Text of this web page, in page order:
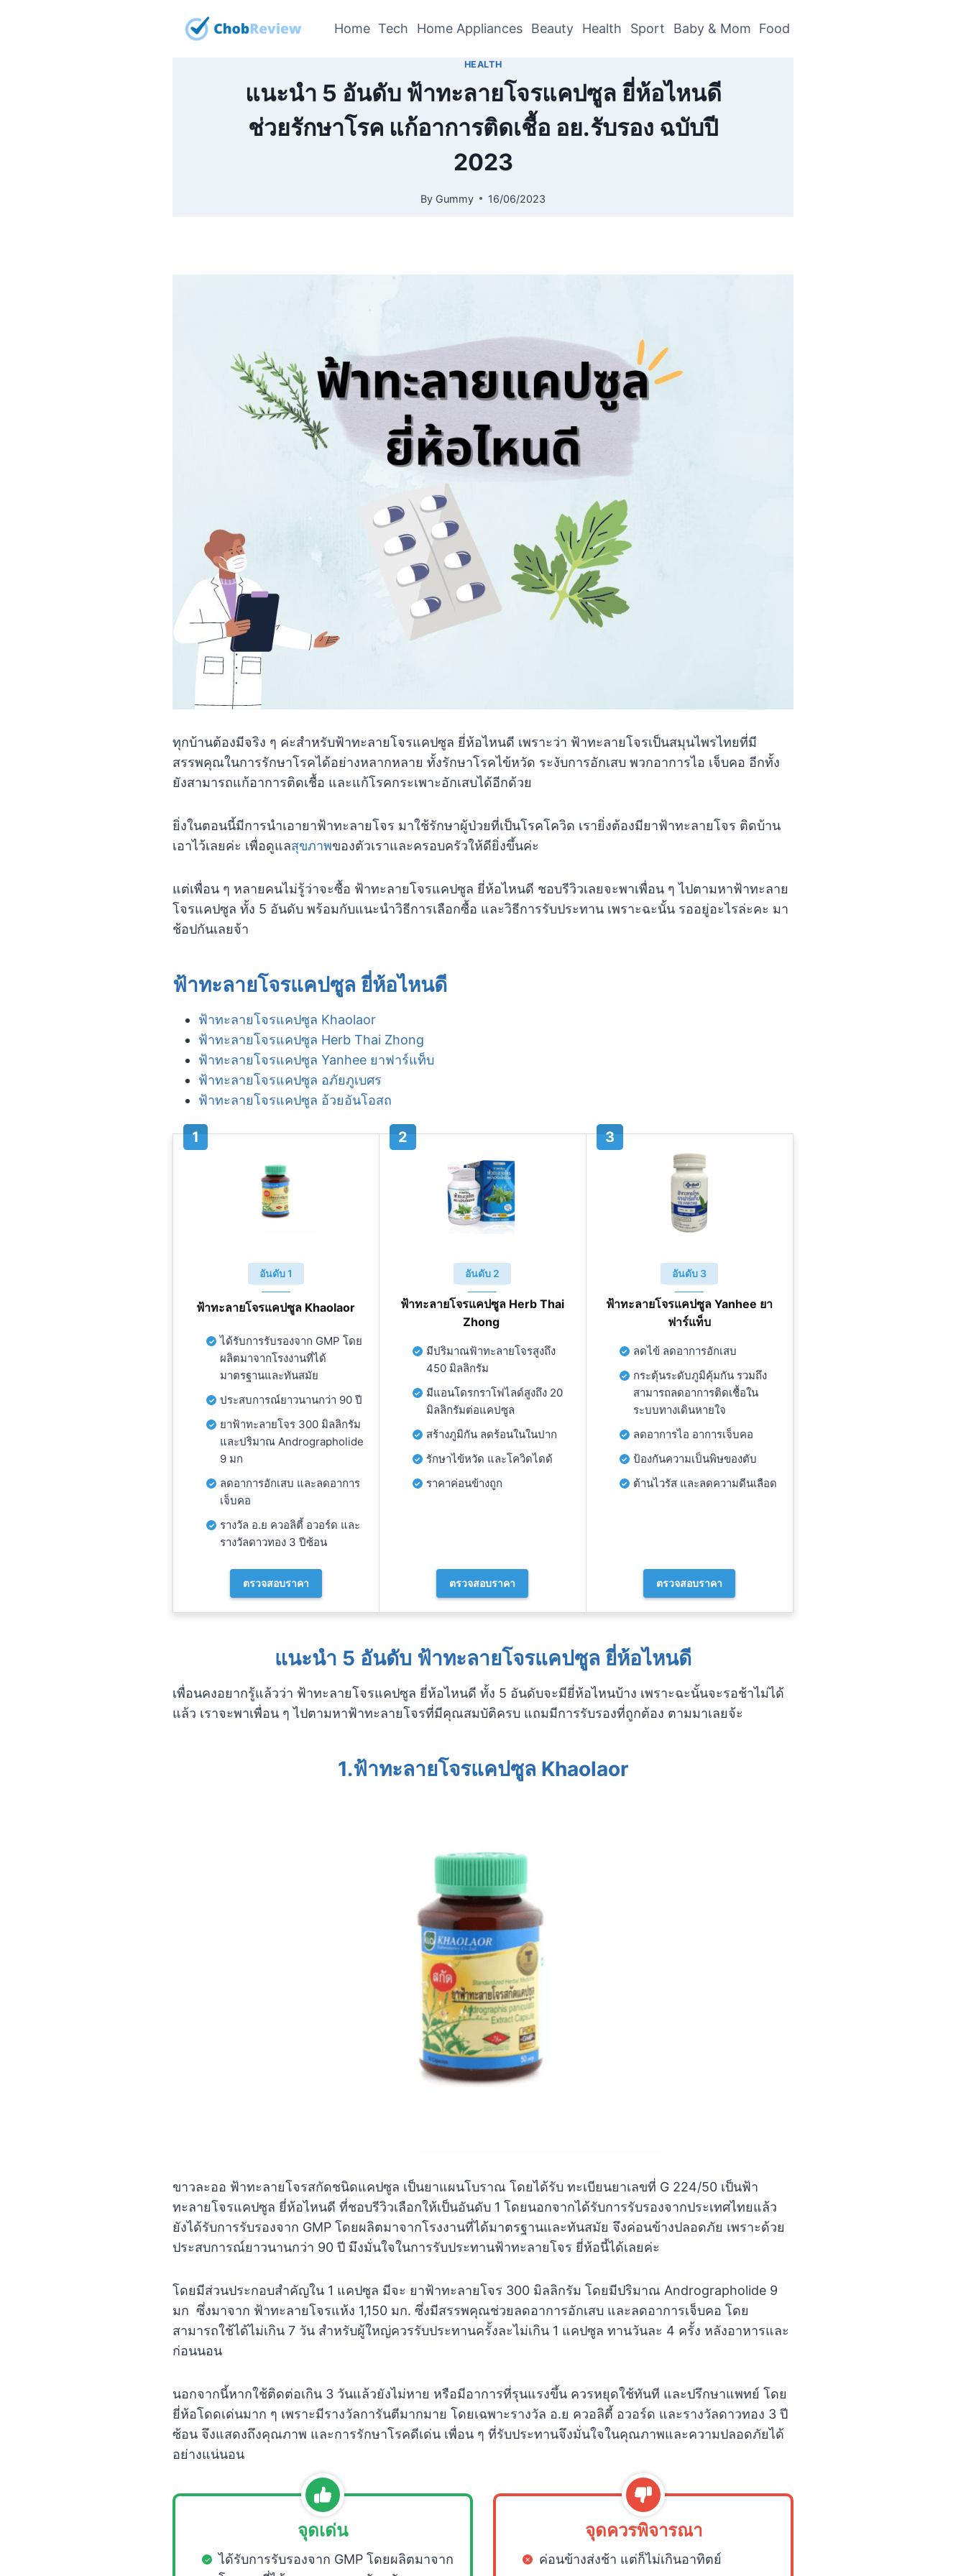
Home Tech Home Appliances Beauty Health Sport Baby & Mom Food
HEALTH
แนะนำ 5 อันดับ ฟ้าทะลายโจรแคปซูล ยี่ห้อไหนดี
ช่วยรักษาโรค แก้อาการติดเชื้อ อย.รับรอง ฉบับปี
2023
By Gummy 16/06/2023
ทุกบ้านต้องมีจริง ๆ ค่ะสำหรับฟ้าทะลายโจรแคปซูล ยี่ห้อไหนดี เพราะว่า ฟ้าทะลายโจรเป็นสมุนไพรไทยที่มี
สรรพคุณในการรักษาโรคได้อย่างหลากหลาย ทั้งรักษาโรคไข้หวัด ระงับการอักเสบ พวกอาการไอ เจ็บคอ อีกทั้ง
ยังสามารถแก้อาการติดเชื้อ และแก้โรคกระเพาะอักเสบได้อีกด้วย
ยิ่งในตอนนี้มีการนำเอายาฟ้าทะลายโจร มาใช้รักษาผู้ป่วยที่เป็นโรคโควิด เรายิ่งต้องมียาฟ้าทะลายโจร ติดบ้าน
เอาไว้เลยค่ะ เพื่อดูแลสุขภาพของตัวเราและครอบครัวให้ดียิ่งขึ้นค่ะ
แต่เพื่อน ๆ หลายคนไม่รู้ว่าจะซื้อ ฟ้าทะลายโจรแคปซูล ยี่ห้อไหนดี ชอบรีวิวเลยจะพาเพื่อน ๆ ไปตามหาฟ้าทะลาย
โจรแคปซูล ทั้ง 5 อันดับ พร้อมกับแนะนำวิธีการเลือกซื้อ และวิธีการรับประทาน เพราะฉะนั้น รออยู่อะไรล่ะคะ มา
ช้อปกันเลยจ้า
ฟ้าทะลายโจรแคปซูล ยี่ห้อไหนดี
ฟ้าทะลายโจรแคปซูล Khaolaor
ฟ้าทะลายโจรแคปซูล Herb Thai Zhong
ฟ้าทะลายโจรแคปซูล Yanhee ยาฟาร์แท็บ
ฟ้าทะลายโจรแคปซูล อภัยภูเบศร
ฟ้าทะลายโจรแคปซูล อ้วยอันโอสถ
อันดับ 1
ฟ้าทะลายโจรแคปซูล Khaolaor
ได้รับการรับรองจาก GMP โดย
ผลิตมาจากโรงงานที่ได้
มาตรฐานและทันสมัย
ประสบการณ์ยาวนานกว่า 90 ปี
ยาฟ้าทะลายโจร 300 มิลลิกรัม
และปริมาณ Andrographolide
9 มก
ลดอาการอักเสบ และลดอาการ
เจ็บคอ
รางวัล อ.ย ควอลิตี้ อวอร์ด และ
รางวัลดาวทอง 3 ปีซ้อน
ตรวจสอบราคา
อันดับ 2
ฟ้าทะลายโจรแคปซูล Herb Thai
Zhong
มีปริมาณฟ้าทะลายโจรสูงถึง
450 มิลลิกรัม
มีแอนโดรกราโฟไลด์สูงถึง 20
มิลลิกรัมต่อแคปซูล
สร้างภูมิกัน ลดร้อนในในปาก
รักษาไข้หวัด และโควิดไดด้
ราคาค่อนข้างถูก
ตรวจสอบราคา
อันดับ 3
ฟ้าทะลายโจรแคปซูล Yanhee ยา
ฟาร์แท็บ
ลดไข้ ลดอาการอักเสบ
กระตุ้นระดับภูมิคุ้มกัน รวมถึง
สามารถลดอาการติดเชื้อใน
ระบบทางเดินหายใจ
ลดอาการไอ อาการเจ็บคอ
ป้องกันความเป็นพิษของตับ
ต้านไวรัส และลดความดีนเลือด
ตรวจสอบราคา
แนะนำ 5 อันดับ ฟ้าทะลายโจรแคปซูล ยี่ห้อไหนดี
เพื่อนคงอยากรู้แล้วว่า ฟ้าทะลายโจรแคปซูล ยี่ห้อไหนดี ทั้ง 5 อันดับจะมียี่ห้อไหนบ้าง เพราะฉะนั้นจะรอช้าไม่ได้
แล้ว เราจะพาเพื่อน ๆ ไปตามหาฟ้าทะลายโจรที่มีคุณสมบัติครบ แถมมีการรับรองที่ถูกต้อง ตามมาเลยจ้ะ
1.ฟ้าทะลายโจรแคปซูล Khaolaor
ขาวละออ ฟ้าทะลายโจรสกัดชนิดแคปซูล เป็นยาแผนโบราณ โดยได้รับ ทะเบียนยาเลขที่ G 224/50 เป็นฟ้า
ทะลายโจรแคปซูล ยี่ห้อไหนดี ที่ชอบรีวิวเลือกให้เป็นอันดับ 1 โดยนอกจากได้รับการรับรองจากประเทศไทยแล้ว
ยังได้รับการรับรองจาก GMP โดยผลิตมาจากโรงงานที่ได้มาตรฐานและทันสมัย จึงค่อนข้างปลอดภัย เพราะด้วย
ประสบการณ์ยาวนานกว่า 90 ปี มึงมั่นใจในการรับประทานฟ้าทะลายโจร ยี่ห้อนี้ได้เลยค่ะ
โดยมีส่วนประกอบสำคัญใน 1 แคปซูล มีจะ ยาฟ้าทะลายโจร 300 มิลลิกรัม โดยมีปริมาณ Andrographolide 9
มก ซึ่งมาจาก ฟ้าทะลายโจรแห้ง 1,150 มก. ซึ่งมีสรรพคุณช่วยลดอาการอักเสบ และลดอาการเจ็บคอ โดย
สามารถใช้ได้ไม่เกิน 7 วัน สำหรับผู้ใหญ่ควรรับประทานครั้งละไม่เกิน 1 แคปซูล ทานวันละ 4 ครั้ง หลังอาหารและ
ก่อนนอน
นอกจากนี้หากใช้ติดต่อเกิน 3 วันแล้วยังไม่หาย หรือมีอาการที่รุนแรงขึ้น ควรหยุดใช้ทันที และปรึกษาแพทย์ โดย
ยี่ห้อโดดเด่นมาก ๆ เพราะมีรางวัลการันตีมากมาย โดยเฉพาะรางวัล อ.ย ควอลิตี้ อวอร์ด และรางวัลดาวทอง 3 ปี
ซ้อน จึงแสดงถึงคุณภาพ และการรักษาโรคดีเด่น เพื่อน ๆ ที่รับประทานจึงมั่นใจในคุณภาพและความปลอดภัยได้
อย่างแน่นอน
จุดเด่น
ได้รับการรับรองจาก GMP โดยผลิตมาจาก
จุดควรพิจารณา
ค่อนข้างส่งช้า แต่ก็ไม่เกินอาทิตย์